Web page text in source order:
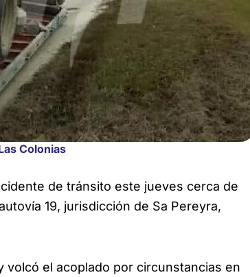
Colonias
de tránsito este jueves cerca de
19, jurisdicción de Sa Pereyra,
el acoplado por circunstancias en